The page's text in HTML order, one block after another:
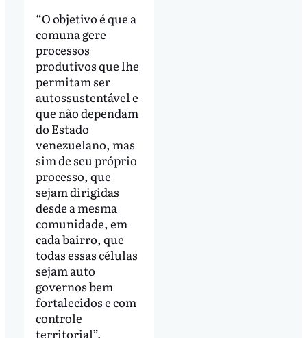
“O objetivo é que a
comuna gere
processos
produtivos que lhe
permitam ser
autossustentável e
que não dependam
do Estado
venezuelano, mas
sim de seu próprio
processo, que
sejam dirigidas
desde a mesma
comunidade, em
cada bairro, que
todas essas células
sejam auto
governos bem
fortalecidos e com
controle
territorial”,